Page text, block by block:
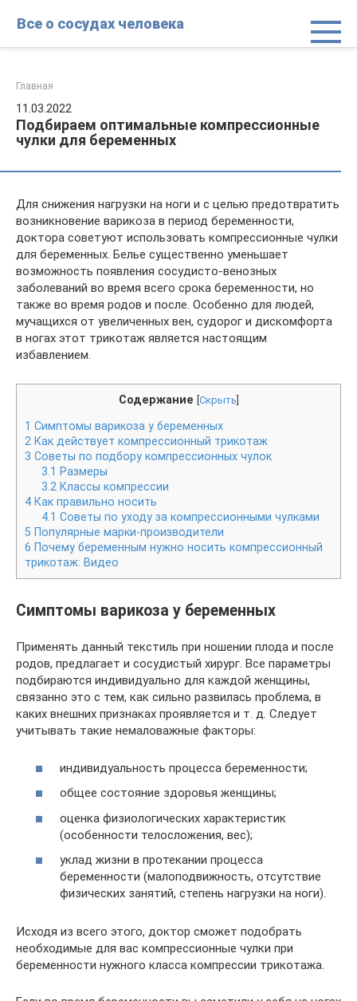
Все о сосудах человека
Главная
11.03.2022
Подбираем оптимальные компрессионные
чулки для беременных
Для снижения нагрузки на ноги и с целью предотвратить
возникновение варикоза в период беременности,
доктора советуют использовать компрессионные чулки
для беременных. Белье существенно уменьшает
возможность появления сосудисто-венозных
заболеваний во время всего срока беременности, но
также во время родов и после. Особенно для людей,
мучащихся от увеличенных вен, судорог и дискомфорта
в ногах этот трикотаж является настоящим
избавлением.
Содержание Скрыть
1 Симптомы варикоза у беременных
2 Как действует компрессионный трикотаж
3 Советы по подбору компрессионных чулок
3.1 Размеры
3.2 Классы компрессии
4 Как правильно носить
4.1 Советы по уходу за компрессионными чулками
5 Популярные марки-производители
6 Почему беременным нужно носить компрессионный
трикотаж: Видео
Симптомы варикоза у беременных
Применять данный текстиль при ношении плода и после
родов, предлагает и сосудистый хирург. Все параметры
подбираются индивидуально для каждой женщины,
связанно это с тем, как сильно развилась проблема, в
каких внешних признаках проявляется и т. д. Следует
учитывать такие немаловажные факторы:
индивидуальность процесса беременности;
общее состояние здоровья женщины;
оценка физиологических характеристик
(особенности телосложения, вес);
уклад жизни в протекании процесса
беременности (малоподвижность, отсутствие
физических занятий, степень нагрузки на ноги).
Исходя из всего этого, доктор сможет подобрать
необходимые для вас компрессионные чулки при
беременности нужного класса компрессии трикотажа.